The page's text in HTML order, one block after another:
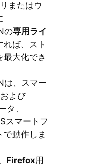
またはウ
の専用ライ
れば、スト
最大化でき
は、スマー
よび
タ、
スマートフ
で動作しま
Firefox用